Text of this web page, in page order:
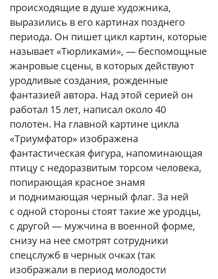
происходящие в душе художника,
выразились в его картинах позднего
периода. Он пишет цикл картин, которые
называет «Тюрликами», — беспомощные
жанровые сцены, в которых действуют
уродливые создания, рожденные
фантазией автора. Над этой серией он
работал 15 лет, написал около 40
полотен. На главной картине цикла
«Триумфатор» изображена
фантастическая фигура, напоминающая
птицу с недоразвитым торсом человека,
попирающая красное знамя
и поднимающая черный флаг. За ней
с одной стороны стоят такие же уродцы,
с другой — мужчина в военной форме,
снизу на нее смотрят сотрудники
спецслужб в черных очках (так
изображали в период молодости